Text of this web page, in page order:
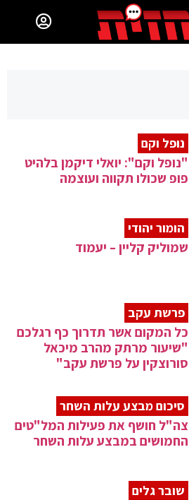
נופל וקם
"נופל וקם": יואלי דיקמן בלהיט
פופ שכולו תקווה ועוצמה
הומור יהודי
שמוליק קליין – יעמוד
פרשת עקב
כל המקום אשר תדרוך כף רגלכם
"שיעור מרתק מהרב מיכאל
סורוצקין על פרשת עקב"
סיכום מבצע עלות השחר
צה"ל חושף את פעילות המל"טים
החמושים במבצע עלות השחר
שובר גלים